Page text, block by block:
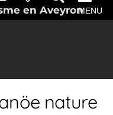
en AveyronMENU
nature